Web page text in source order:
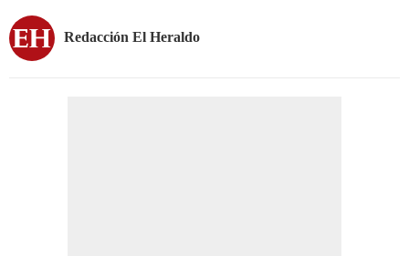
Redacción El Heraldo